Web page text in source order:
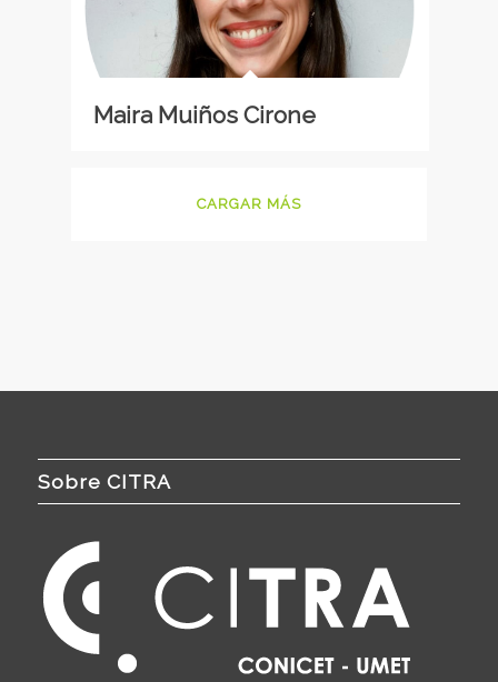
Maira Muiños Cirone
CARGAR MÁS
Sobre CITRA